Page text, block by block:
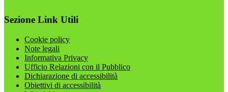
Sezione Link Utili
Cookie policy
Note legali
Informativa Privacy
Ufficio Relazioni con il Pubblico
Dichiarazione di accessibilità
Obiettivi di accessibilità